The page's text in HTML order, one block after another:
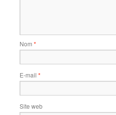
Nom *
E-mail *
Site web